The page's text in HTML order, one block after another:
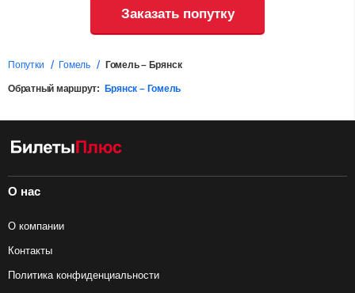
Заказать попутку
Попутки Гомель Гомель – Брянск
Обратный маршрут: Брянск – Гомель
О нас
О компании
Контакты
Политика конфиденциальности